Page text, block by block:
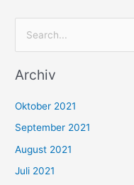
c
n
n
a
Archiv
Oktober 2021
September 2021
August 2021
Juli 2021